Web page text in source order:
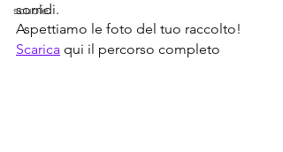
scuole
sorridi.
Aspettiamo le foto del tuo raccolto!
Scarica qui il percorso completo